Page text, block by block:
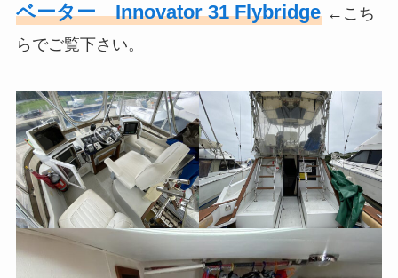
ベーター Innovator 31 Flybridge ←こち
らでご覧下さい。